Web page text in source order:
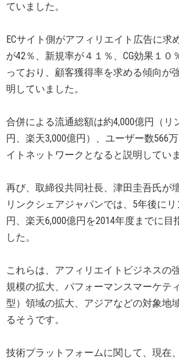
ていました。
ECサイト側がアフィリエイト広告に求
が42％、新規率が４１％、CG効果１０
っており、顧客獲得率を求める傾向が
明していました。
合併による流通総額は約4,000億円（リ
円、楽天3,000億円）、ユーザー数566
イトネットワークとなると説明していま
再び、取締役共同社長、津田圭吾氏が
リンクシェアジャパンでは、5年後に
円、楽天6,000億円を2014年度までに目
した。
これらは、アフィリエイトビジネスの
規模の拡大、パフォーマンスマーケテ
型）領域の拡大、アジアなどの対象地
るそうです。
技術プラットフォームに関して、現在